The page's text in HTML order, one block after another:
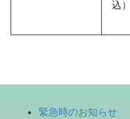
込）
緊急時のお知らせ